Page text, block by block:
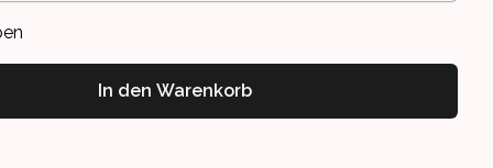
In den Warenkorb